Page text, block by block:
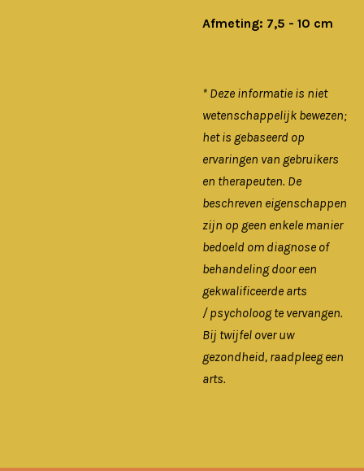
Afmeting: 7,5 - 10 cm
* Deze informatie is niet
wetenschappelijk bewezen;
het is gebaseerd op
ervaringen van gebruikers
en therapeuten. De
beschreven eigenschappen
zijn op geen enkele manier
bedoeld om diagnose of
behandeling door een
gekwalificeerde arts
/ psycholoog te vervangen.
Bij twijfel over uw
gezondheid, raadpleeg een
arts.